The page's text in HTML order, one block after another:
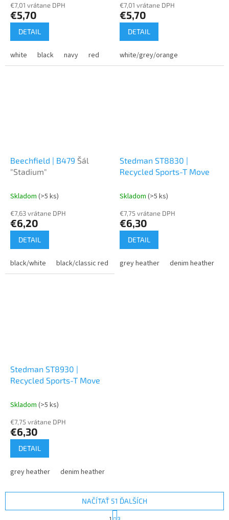
€7,01 vrátane DPH
€5,70
DETAIL
white black navy red green royal lime green
€7,01 vrátane DPH
€5,70
DETAIL
white/grey/orange
Beechfield | B479 Šál
"Stadium"
Skladom (>5 ks)
€7,63 vrátane DPH
€6,20
DETAIL
black/white black/classic red bright royal/white classic red/
Stedman ST8830 |
Recycled Sports-T Move
Skladom (>5 ks)
€7,75 vrátane DPH
€6,30
DETAIL
grey heather denim heather
Stedman ST8930 |
Recycled Sports-T Move
Skladom (>5 ks)
€7,75 vrátane DPH
€6,30
DETAIL
grey heather denim heather
NAČÍTAŤ 51 ĎALŠÍCH